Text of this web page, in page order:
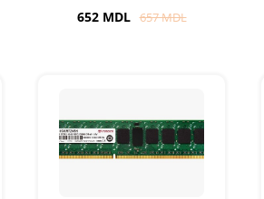
652 MDL 657 MDL